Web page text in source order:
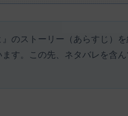
のストーリー（あらすじ）
す。この先、ネタバレを含